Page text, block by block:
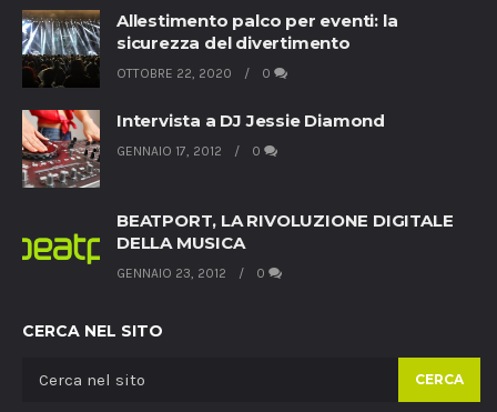
Allestimento palco per eventi: la
sicurezza del divertimento
OTTOBRE 22, 2020 0
Intervista a DJ Jessie Diamond
GENNAIO 17, 2012 0
BEATPORT, LA RIVOLUZIONE DIGITALE
DELLA MUSICA
GENNAIO 23, 2012 0
CERCA NEL SITO
CERCA